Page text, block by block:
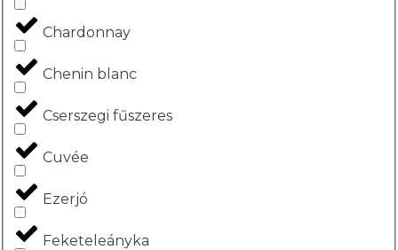
Chardonnay
Chenin blanc
Cserszegi fűszeres
Cuvée
Ezerjó
Feketeleányka